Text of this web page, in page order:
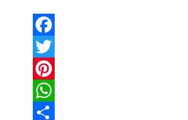
Facebook
Twitter
Pinterest
WhatsApp